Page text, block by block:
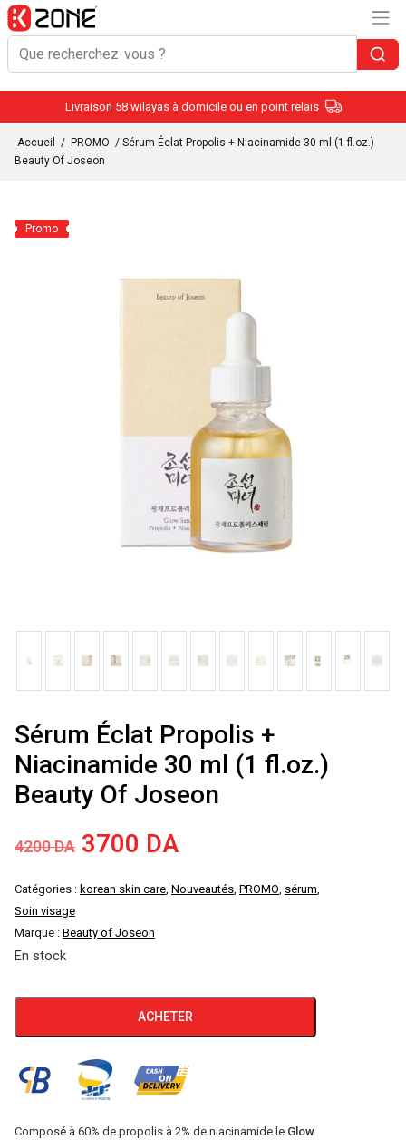
Livraison 58 wilayas à domicile ou en point relais
Accueil / PROMO / Sérum Éclat Propolis + Niacinamide 30 ml (1 fl.oz.)
Beauty Of Joseon
Promo
Sérum Éclat Propolis +
Niacinamide 30 ml (1 fl.oz.)
Beauty Of Joseon
4200DA Le
prix
initial
4200 DA.
3700 DALe
prix
3700 DA.
Catégories : korean skin care, Nouveautés, PROMO, sérum,
Soin visage
Marque : Beauty of Joseon
En stock
de
Éclat
+
ACHETER
Composé à 60% de propolis à 2% de niacinamide le Glow